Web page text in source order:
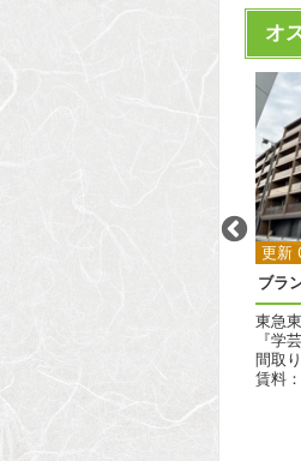
オ
賃料：
〜
更新
ブラ
東急
『学
間取
賃料：